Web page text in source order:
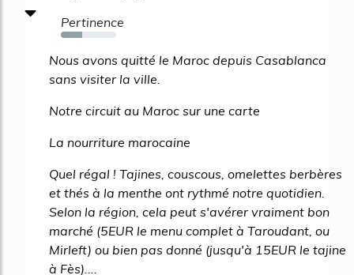
Pertinence
39%
Nous avons quitté le Maroc depuis Casablanca
sans visiter la ville.
Notre circuit au Maroc sur une carte
La nourriture marocaine
Quel régal ! Tajines, couscous, omelettes berbères
et thés à la menthe ont rythmé notre quotidien.
Selon la région, cela peut s'avérer vraiment bon
marché (5EUR le menu complet à Taroudant, ou
Mirleft) ou bien pas donné (jusqu'à 15EUR le tajine
à Fès)....